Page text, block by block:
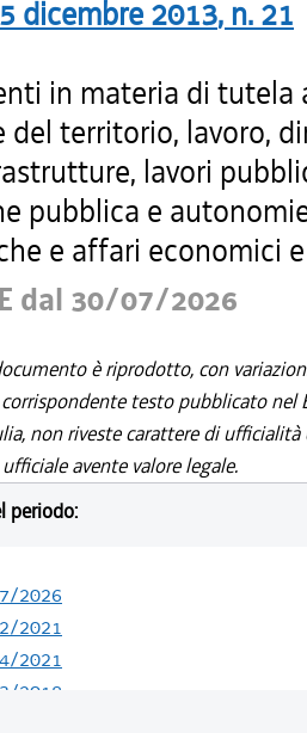
5 dicembre 2013, n. 21
in materia di tutela
del territorio, lavoro,
lavori
pubblica e
e affari economici
dal 30/07/2026
è riprodotto, con
testo pubblicato
non riveste carattere di
avente valore legale.
periodo:
2026
2021
2021
2018
2018